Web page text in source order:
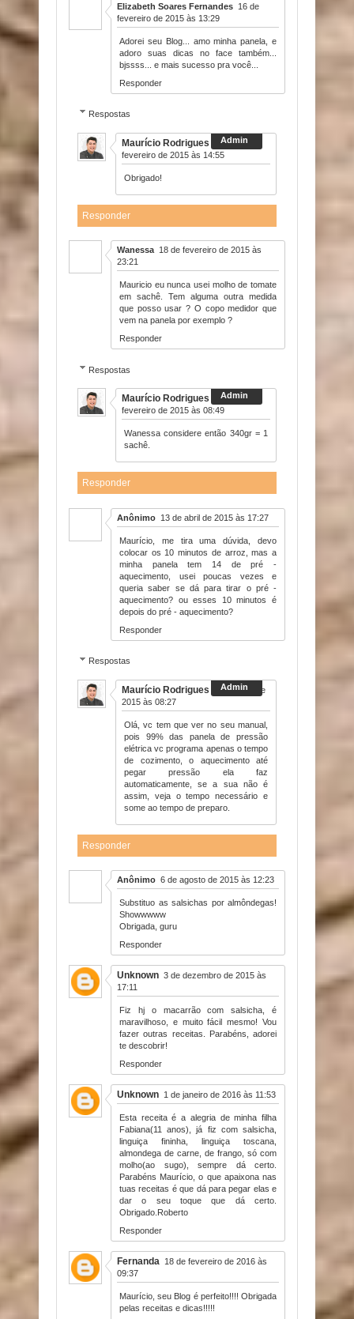
Elizabeth Soares Fernandes 16 de
fevereiro de 2015 às 13:29
Adorei seu Blog... amo minha panela, e
adoro suas dicas no face também...
bjssss... e mais sucesso pra você...
Responder
Respostas
Maurício Rodrigues
16 de
fevereiro de 2015 às 14:55
Obrigado!
Responder
Wanessa 18 de fevereiro de 2015 às
23:21
Mauricio eu nunca usei molho de tomate
em sachê. Tem alguma outra medida
que posso usar ? O copo medidor que
vem na panela por exemplo ?
Responder
Respostas
Maurício Rodrigues
19 de
fevereiro de 2015 às 08:49
Wanessa considere então 340gr = 1
sachê.
Responder
Anônimo 13 de abril de 2015 às 17:27
Maurício, me tira uma dúvida, devo
colocar os 10 minutos de arroz, mas a
minha panela tem 14 de pré -
aquecimento, usei poucas vezes e
queria saber se dá para tirar o pré -
aquecimento? ou esses 10 minutos é
depois do pré - aquecimento?
Responder
Respostas
Maurício Rodrigues
14 de abril de
2015 às 08:27
Olá, vc tem que ver no seu manual,
pois 99% das panela de pressão
elétrica vc programa apenas o tempo
de cozimento, o aquecimento até
pegar pressão ela faz
automaticamente, se a sua não é
assim, veja o tempo necessário e
some ao tempo de preparo.
Responder
Anônimo 6 de agosto de 2015 às 12:23
Substituo as salsichas por almôndegas!
Showwwww
Obrigada, guru
Responder
Unknown 3 de dezembro de 2015 às
17:11
Fiz hj o macarrão com salsicha, é
maravilhoso, e muito fácil mesmo! Vou
fazer outras receitas. Parabéns, adorei
te descobrir!
Responder
Unknown 1 de janeiro de 2016 às 11:53
Esta receita é a alegria de minha filha
Fabiana(11 anos), já fiz com salsicha,
linguiça fininha, linguiça toscana,
almondega de carne, de frango, só com
molho(ao sugo), sempre dá certo.
Parabéns Maurício, o que apaixona nas
tuas receitas é que dá para pegar elas e
dar o seu toque que dá certo.
Obrigado.Roberto
Responder
Fernanda 18 de fevereiro de 2016 às
09:37
Maurício, seu Blog é perfeito!!!! Obrigada
pelas receitas e dicas!!!!!